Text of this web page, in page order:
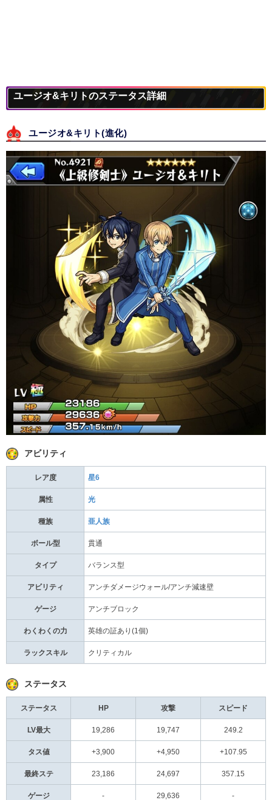
ユージオ&キリトのステータス詳細
ユージオ&キリト(進化)
アビリティ
レア度 星6
属性 光
種族 亜人族
ボール型 貫通
タイプ バランス型
アビリティ アンチダメージウォール/アンチ減速壁
ゲージ アンチブロック
わくわくの力 英雄の証あり(1個)
ラックスキル クリティカル
ステータス
ステータス HP 攻撃 スピード
LV最大 19,286 19,747 249.2
タス値 +3,900 +4,950 +107.95
最終ステ 23,186 24,697 357.15
ゲージ - 29,636 -